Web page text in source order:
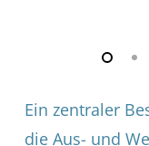
Ein zentraler
die Aus- und